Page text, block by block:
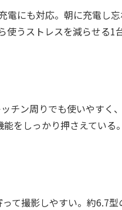
にも対応。朝に充電し
うストレスを減らせる1
チン周りでも使いやすく
をしっかり押さえている。
て撮影しやすい。約6.7